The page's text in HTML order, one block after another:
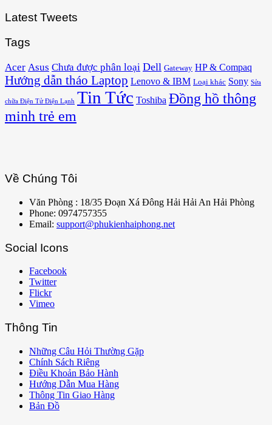
Latest Tweets
Tags
Acer Asus Chưa được phân loại Dell Gateway HP & Compaq
Hướng dẫn tháo Laptop Lenovo & IBM Loại khác Sony Sửa
chữa Điện Tử Điện Lạnh Tin Tức Toshiba Đồng hồ thông
minh trẻ em
Về Chúng Tôi
Văn Phòng : 18/35 Đoạn Xá Đông Hải Hải An Hải Phòng
Phone: 0974757355
Email: support@phukienhaiphong.net
Social Icons
Facebook
Twitter
Flickr
Vimeo
Thông Tin
Những Câu Hỏi Thường Gặp
Chính Sách Riêng
Điều Khoản Bảo Hành
Hướng Dẫn Mua Hàng
Thông Tin Giao Hàng
Bản Đồ